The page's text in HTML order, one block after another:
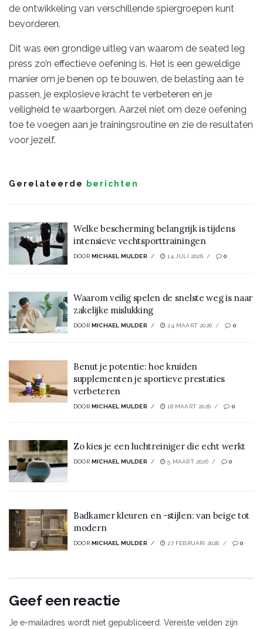
de ontwikkeling van verschillende spiergroepen kunt
bevorderen.
Dit was een grondige uitleg van waarom de seated leg
press zo’n effectieve oefening is. Het is een geweldige
manier om je benen op te bouwen, de belasting aan te
passen, je explosieve kracht te verbeteren en je
veiligheid te waarborgen. Aarzel niet om deze oefening
toe te voegen aan je trainingsroutine en zie de resultaten
voor jezelf.
Gerelateerde berichten
Welke bescherming belangrijk is tijdens
intensieve vechtsporttrainingen
DOOR MICHAEL MULDER 14 JULI 2026 0
Waarom veilig spelen de snelste weg is naar
zakelijke mislukking
DOOR MICHAEL MULDER 24 MAART 2026 0
Benut je potentie: hoe kruiden
supplementen je sportieve prestaties
verbeteren
DOOR MICHAEL MULDER 18 MAART 2026 0
Zo kies je een luchtreiniger die echt werkt
DOOR MICHAEL MULDER 5 MAART 2026 0
Badkamer kleuren en -stijlen: van beige tot
modern
DOOR MICHAEL MULDER 27 FEBRUARI 2026 0
Geef een reactie
Je e-mailadres wordt niet gepubliceerd. Vereiste velden zijn